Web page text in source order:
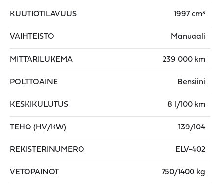
KUUTIOTILAVUUS 1997 cm³
VAIHTEISTO Manuaali
MITTARILUKEMA 239 000 km
POLTTOAINE Bensiini
KESKIKULUTUS 8 l/100 km
TEHO (HV/KW) 139/104
REKISTERINUMERO ELV-402
VETOPAINOT 750/1400 kg